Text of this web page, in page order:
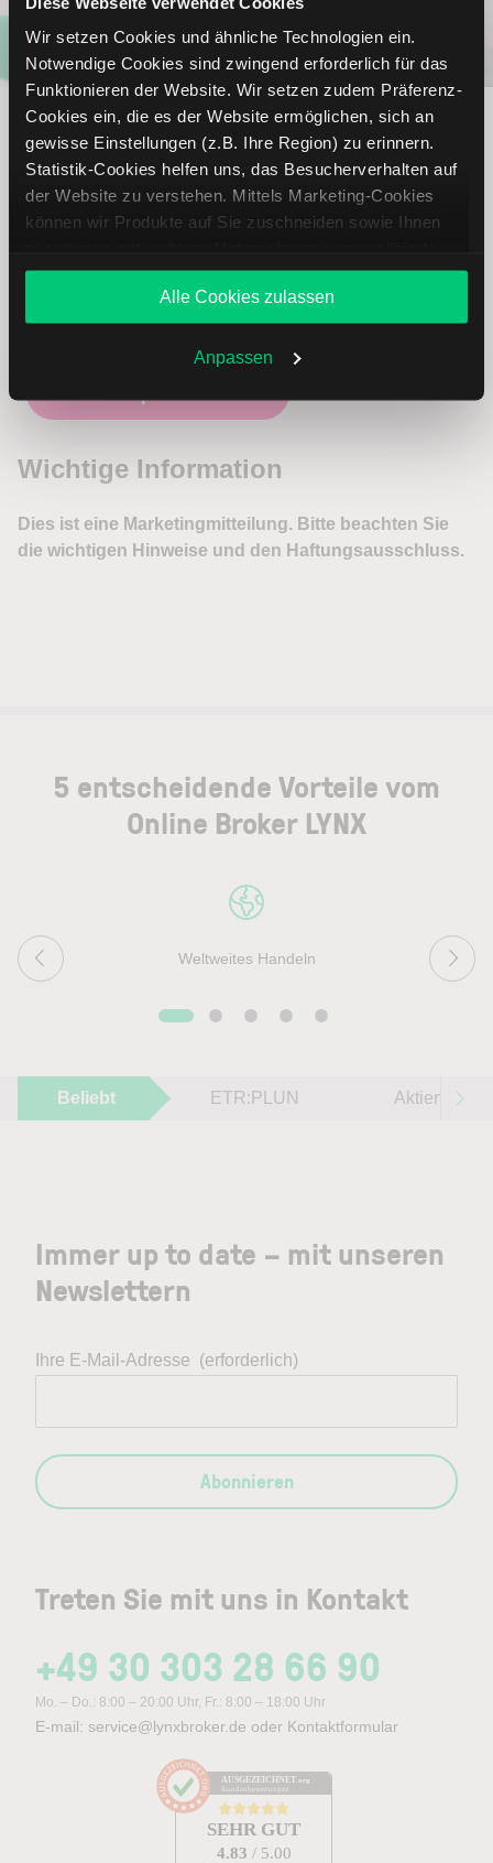
Wir setzen Cookies und ähnliche Technologien ein.
Notwendige Cookies sind zwingend erforderlich für das
Funktionieren der Website. Wir setzen zudem Präferenz-
Cookies ein, die es der Website ermöglichen, sich an
gewisse Einstellungen (z.B. Ihre Region) zu erinnern.
Statistik-Cookies helfen uns, das Besucherverhalten auf
der Website zu verstehen. Mittels Marketing-Cookies
können wir Produkte auf Sie zuschneiden sowie Ihnen
Angebote unterbreiten. Sie entscheiden, welche Cookies
Sie zulassen oder ablehnen. Ihre Entscheidung können
Sie jederzeit in denCookie-Einstellungenändern.
Weitere Infos auch in unsererDatenschutzerklärung
Alle Cookies zulassen
Anpassen
Jetzt Depot eröffnen und
über LYNX handeln
Wenn Sie unsere täglichen Analysen in Ihre
Marktbeobachtung einbeziehen, dann setzen Sie Ihre
Handelsideen doch direkt über LYNX um.
Mit einem Depot über LYNX profitieren Sie von einer
leistungsfähigen Handelsplattform, transparenten
Gebühren und umfassendem Kundenservice.
5 entscheidende Vorteile vom
Online Broker LYNX
Weltweites Handeln
Beliebt ETR:PLUN Aktien im
Treten Sie mit uns in Kontakt
+49 30 303 28 66 90
Mo. – Do.: 8:00 – 20:00 Uhr, Fr.: 8:00 – 18:00 Uhr
E-mail: service@lynxbroker.de oder Kontaktformular
AUSGEZEICHNET .org
Kundenbewertungen
SEHR GUT
4.83 / 5.00
Immer up to date – mit unseren
Newslettern
Ihre E-Mail-Adresse (erforderlich)
Abonnieren